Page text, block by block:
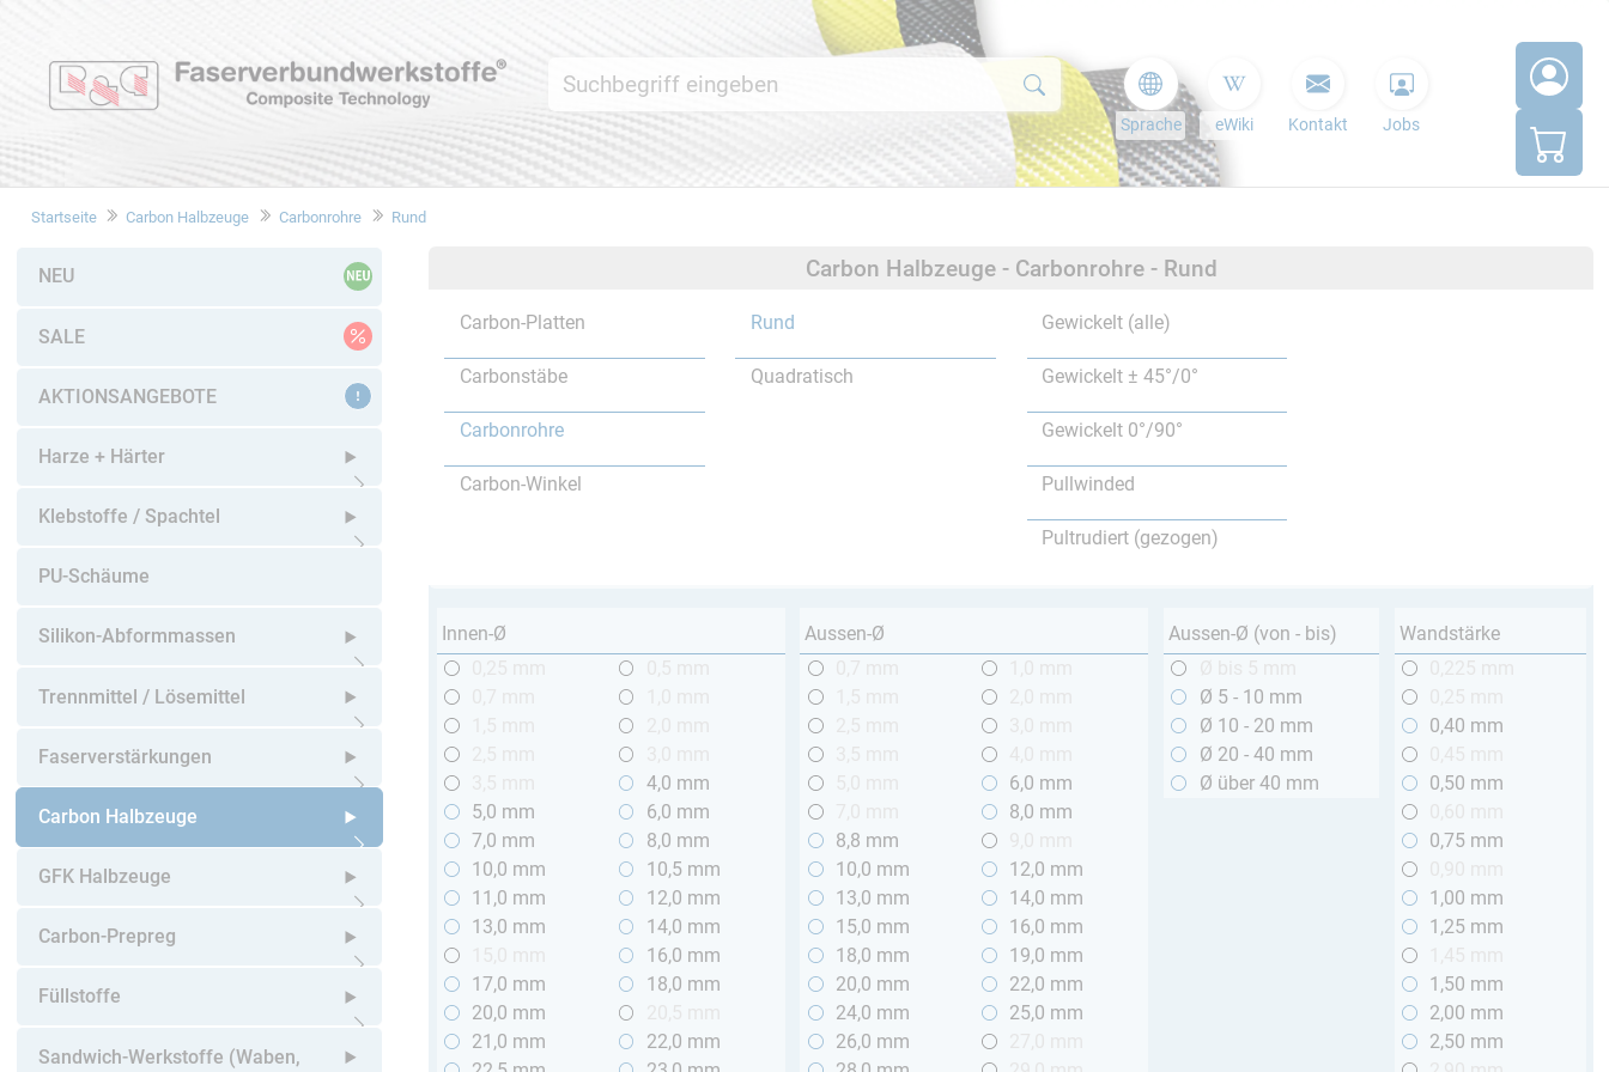
Sprache eWiki Kontakt Jobs
Startseite Carbon Halbzeuge Carbonrohre Rund
NEU
SALE
AKTIONSANGEBOTE
Harze + Härter
Untermenü öffnen
Klebstoffe / Spachtel
PU-Schäume
Silikon-Abformmassen
Untermenü öffnen
Trennmittel / Lösemittel
Untermenü öffnen
Faserverstärkungen
Untermenü öffnen
Carbon Halbzeuge
Untermenü öffnen
GFK Halbzeuge
Untermenü öffnen
Carbon-Prepreg
Untermenü öffnen
Füllstoffe
Untermenü öffnen
Sandwich-Werkstoffe (Waben,
Carbon Halbzeuge - Carbonrohre - Rund
Carbon-Platten
Carbonstäbe
Carbonrohre
Carbon-Winkel
Rund
Quadratisch
Gewickelt (alle)
Gewickelt ± 45°/0°
Gewickelt 0°/90°
Pullwinded
Pultrudiert (gezogen)
Innen-Ø
4,0 mm
5,0 mm
6,0 mm
7,0 mm
8,0 mm
10,0 mm
10,5 mm
11,0 mm
12,0 mm
13,0 mm
14,0 mm
16,0 mm
17,0 mm
18,0 mm
20,0 mm
21,0 mm
22,0 mm
Aussen-Ø
6,0 mm
8,0 mm
8,8 mm
10,0 mm
12,0 mm
13,0 mm
14,0 mm
15,0 mm
16,0 mm
18,0 mm
19,0 mm
20,0 mm
22,0 mm
24,0 mm
25,0 mm
26,0 mm
Aussen-Ø (von - bis)
Ø 5 - 10 mm
Ø 10 - 20 mm
Ø 20 - 40 mm
Ø über 40 mm
Wandstärke
0,40 mm
0,50 mm
0,75 mm
1,00 mm
1,25 mm
1,50 mm
2,00 mm
2,50 mm